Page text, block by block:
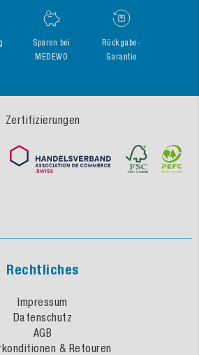
Sparen bei
MEDEWO
Rückgabe-
Garantie
Zertifizierungen
Rechtliches
Impressum
Datenschutz
AGB
& Retouren